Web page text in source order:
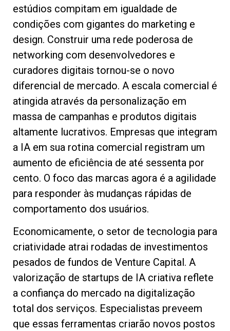
estúdios compitam em igualdade de
condições com gigantes do marketing e
design. Construir uma rede poderosa de
networking com desenvolvedores e
curadores digitais tornou-se o novo
diferencial de mercado. A escala comercial é
atingida através da personalização em
massa de campanhas e produtos digitais
altamente lucrativos. Empresas que integram
a IA em sua rotina comercial registram um
aumento de eficiência de até sessenta por
cento. O foco das marcas agora é a agilidade
para responder às mudanças rápidas de
comportamento dos usuários.
Economicamente, o setor de tecnologia para
criatividade atrai rodadas de investimentos
pesados de fundos de Venture Capital. A
valorização de startups de IA criativa reflete
a confiança do mercado na digitalização
total dos serviços. Especialistas preveem
que essas ferramentas criarão novos postos